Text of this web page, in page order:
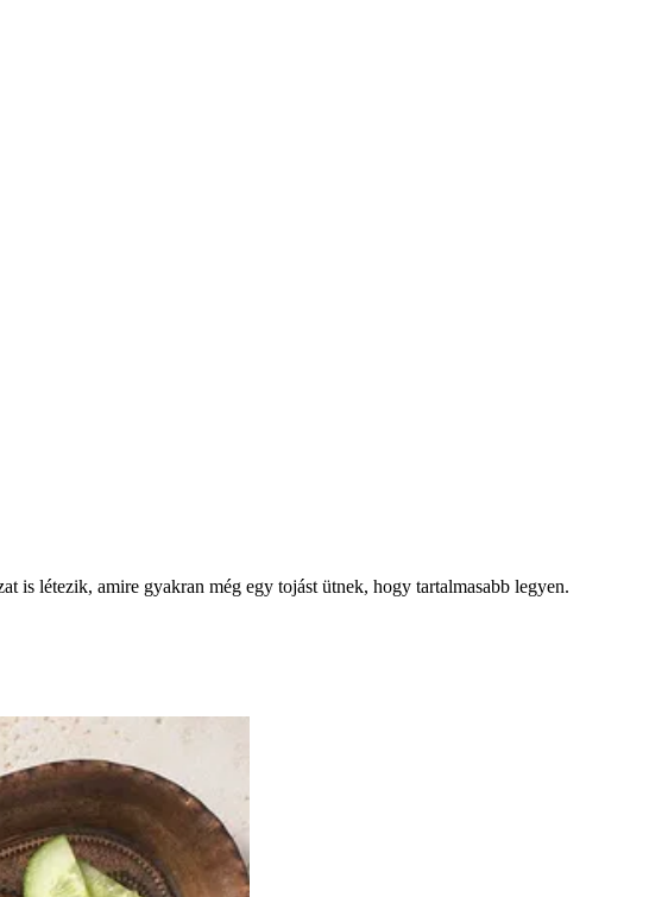
is létezik, amire gyakran még egy tojást ütnek, hogy tartalmasabb legyen.